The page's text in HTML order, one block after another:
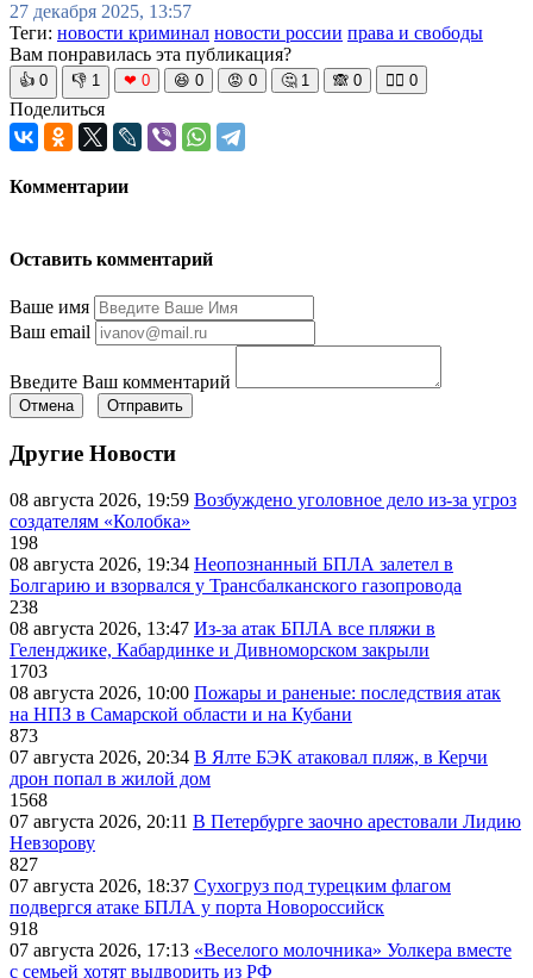
27 декабря 2025, 13:57
Теги: новости криминал новости россии права и свободы
Вам понравилась эта публикация?
👍 0 👎 1 ❤ 0 😆 0 😡 0 🤔 1 🙈 0 🧘‍♀️ 0
Поделиться
Комментарии
Оставить комментарий
Ваше имя
Ваш email
Введите Ваш комментарий
Отмена Отправить
Другие Новости
08 августа 2026, 19:59 Возбуждено уголовное дело из-за угроз
создателям «Колобка»
198
08 августа 2026, 19:34 Неопознанный БПЛА залетел в
Болгарию и взорвался у Трансбалканского газопровода
238
08 августа 2026, 13:47 Из-за атак БПЛА все пляжи в
Геленджике, Кабардинке и Дивноморском закрыли
1703
08 августа 2026, 10:00 Пожары и раненые: последствия атак
на НПЗ в Самарской области и на Кубани
873
07 августа 2026, 20:34 В Ялте БЭК атаковал пляж, в Керчи
дрон попал в жилой дом
1568
07 августа 2026, 20:11 В Петербурге заочно арестовали Лидию
Невзорову
827
07 августа 2026, 18:37 Сухогруз под турецким флагом
подвергся атаке БПЛА у порта Новороссийск
918
07 августа 2026, 17:13 «Веселого молочника» Уолкера вместе
с семьей хотят выдворить из РФ